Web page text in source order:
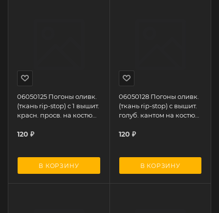
06050125 Погоны оливк.
(ткань rip-stop) с 1 вышит.
красн. просв. на костюм
120 ₽
В КОРЗИНУ
06050128 Погоны оливк.
(ткань rip-stop) с вышит.
голуб. кантом на костюм
120 ₽
В КОРЗИНУ